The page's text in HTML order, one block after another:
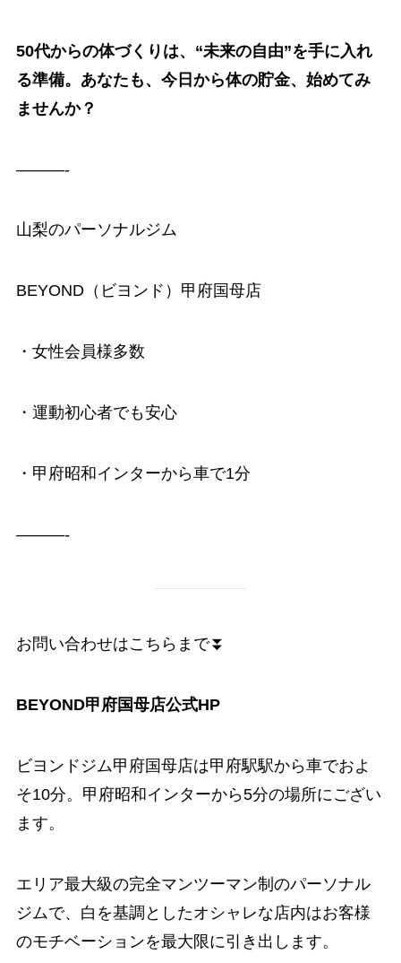
50代からの体づくりは、“未来の自由”を手に入れ
る準備。あなたも、今日から体の貯金、始めてみ
ませんか？
———-
山梨のパーソナルジム
BEYOND（ビヨンド）甲府国母店
・女性会員様多数
・運動初心者でも安心
・甲府昭和インターから車で1分
———-
お問い合わせはこちらまで⏬
BEYOND甲府国母店公式HP
ビヨンドジム甲府国母店は甲府駅駅から車でおよ
そ10分。甲府昭和インターから5分の場所にござい
ます。
エリア最大級の完全マンツーマン制のパーソナル
ジムで、白を基調としたオシャレな店内はお客様
のモチベーションを最大限に引き出します。